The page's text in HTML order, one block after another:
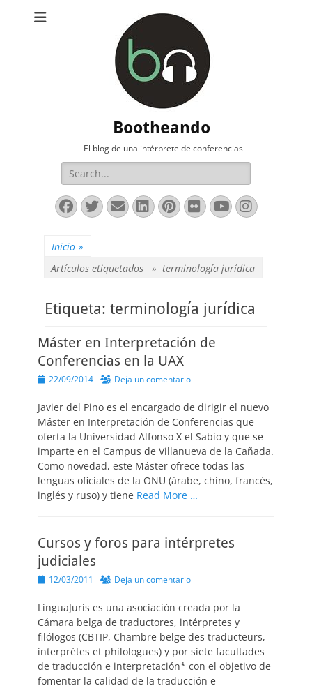
Bootheando
El blog de una intérprete de conferencias
Buscar:
Facebook
Twitter
Correo
electrónico
LinkedIn
Pinterest
FlickrYouTube
Inicio »
Artículos etiquetados » terminología jurídica
Etiqueta: terminología jurídica
Máster en Interpretación de
Conferencias en la UAX
Publicado
22/09/2014 Deja un comentario
Javier del Pino es el encargado de dirigir el nuevo
Máster en Interpretación de Conferencias que
oferta la Universidad Alfonso X el Sabio y que se
imparte en el Campus de Villanueva de la Cañada.
Como novedad, este Máster ofrece todas las
lenguas oficiales de la ONU (árabe, chino, francés,
inglés y ruso) y tiene Read More …
Cursos y foros para intérpretes
judiciales
Publicado
12/03/2011 Deja un comentario
LinguaJuris es una asociación creada por la
Cámara belga de traductores, intérpretes y
filólogos (CBTIP, Chambre belge des traducteurs,
interprètes et philologues) y por siete facultades
de traducción e interpretación* con el objetivo de
fomentar la calidad de la traducción e